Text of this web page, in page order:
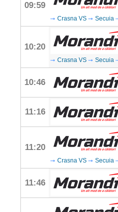
09:59
Crasna VS Secuia
10:20
Crasna VS Secuia
10:46
11:16
11:20
Crasna VS Secuia
11:46